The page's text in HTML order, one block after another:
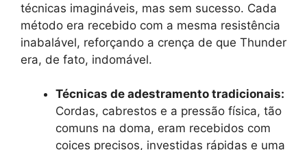
técnicas imagináveis, mas sem sucesso. Cada
método era recebido com a mesma resistência
inabalável, reforçando a crença de que Thunder
era, de fato, indomável.
Técnicas de adestramento tradicionais:
Cordas, cabrestos e a pressão física, tão
comuns na doma, eram recebidos com
coices precisos, investidas rápidas e uma